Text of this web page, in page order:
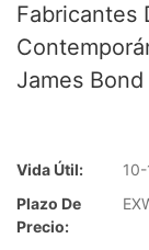
Fabricantes
James
Vida Útil:
Plazo De
Precio: